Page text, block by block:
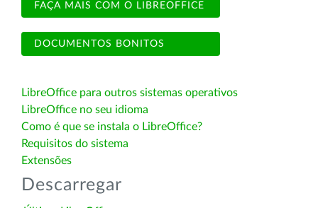
FAÇA MAIS COM O LIBREOFFICE
DOCUMENTOS BONITOS
LibreOffice para outros sistemas operativos
LibreOffice no seu idioma
Como é que se instala o LibreOffice?
Requisitos do sistema
Extensões
Descarregar